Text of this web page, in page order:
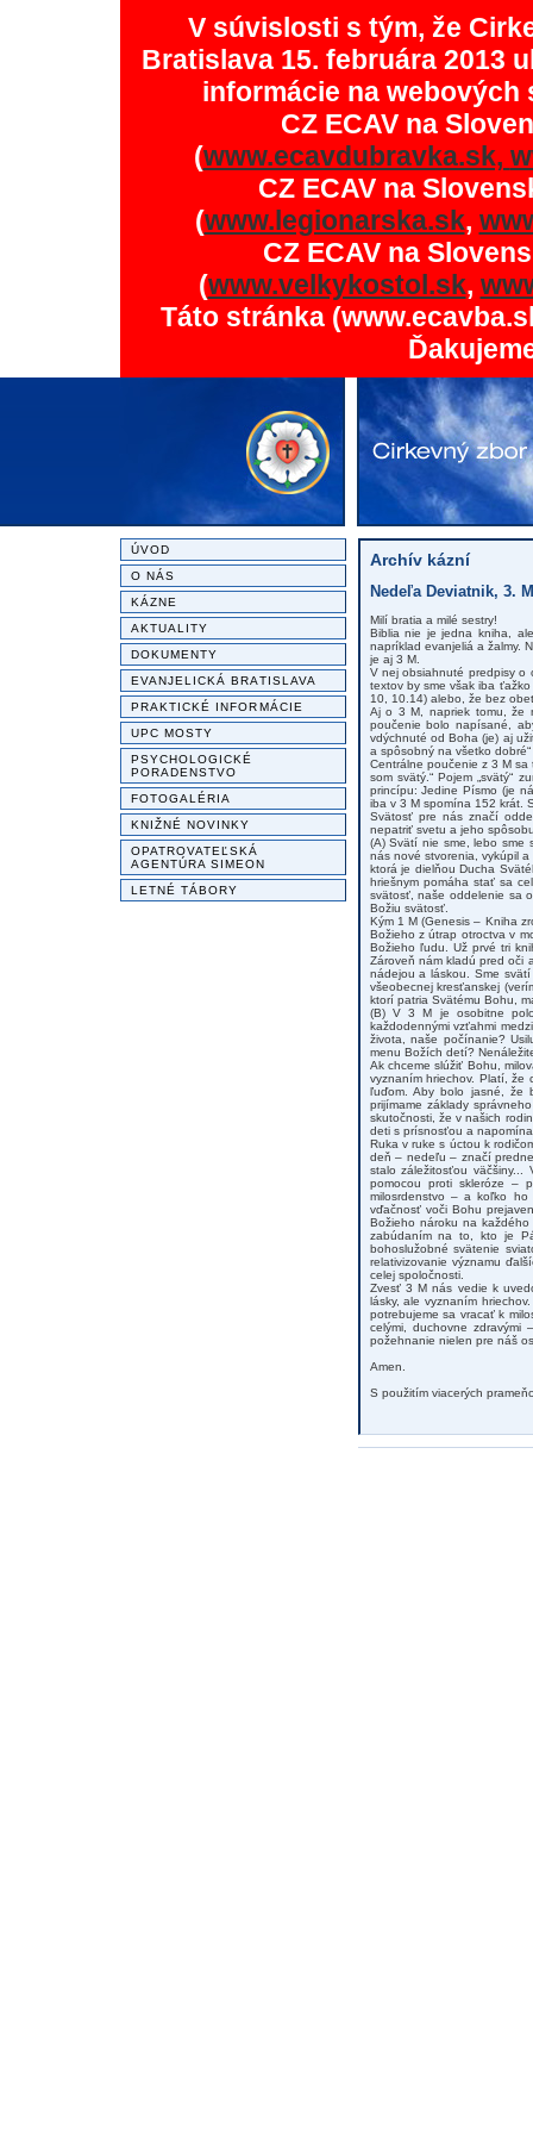
V súvislosti s tým, že
Bratislava 15. februára 2013
informácie na
CZ ECAV na
(www.ecavdubravka.sk,
CZ ECAV na
(www.legionarska.sk,
CZ ECAV na
(www.velkykostol.sk,
Táto stránka
ÚVOD
O NÁS
KÁZNE
AKTUALITY
DOKUMENTY
EVANJELICKÁ BRATISLAVA
PRAKTICKÉ INFORMÁCIE
UPC MOSTY
PSYCHOLOGICKÉ
PORADENSTVO
FOTOGALÉRIA
KNIŽNÉ NOVINKY
OPATROVATEĽSKÁ
AGENTÚRA SIMEON
LETNÉ TÁBORY
Archív kázní
Nedeľa Deviatnik, 3.
Milí bratia a milé sestry!
Biblia nie je jedna kniha,
napríklad evanjeliá a žalmy.
je aj 3 M.
V nej obsiahnuté predpisy o
textov by sme však iba
10, 10.14) alebo, že bez
Aj o 3 M, napriek tomu, že
poučenie bolo napísané,
vdýchnuté od Boha (je) aj
a spôsobný na všetko
Centrálne poučenie z 3 M
som svätý.“ Pojem „svätý“
princípu: Jedine Písmo (je
iba v 3 M spomína 152 krát.
Svätosť pre nás značí
nepatriť svetu a jeho
(A) Svätí nie sme, lebo sme
nás nové stvorenia, vykúpil
ktorá je dielňou Ducha
hriešnym pomáha stať sa
svätosť, naše oddelenie sa
Božiu svätosť.
Kým 1 M (Genesis – Kniha
Božieho z útrap otroctva v
Božieho ľudu. Už prvé tri
Zároveň nám kladú pred oči
nádejou a láskou. Sme
všeobecnej kresťanskej
ktorí patria Svätému Bohu,
(B) V 3 M je osobitne
každodennými vzťahmi
života, naše počínanie?
menu Božích detí?
Ak chceme slúžiť Bohu,
vyznaním hriechov. Platí, že
ľuďom. Aby bolo jasné, že
prijímame základy
skutočnosti, že v našich
deti s prísnosťou a
Ruka v ruke s úctou k
deň – nedeľu – značí
stalo záležitosťou
pomocou proti skleróze –
milosrdenstvo – a koľko
vďačnosť voči Bohu
Božieho nároku na
zabúdaním na to, kto je
bohoslužobné svätenie
relativizovanie významu
celej spoločnosti.
Zvesť 3 M nás vedie k
lásky, ale vyznaním
potrebujeme sa vracať k
celými, duchovne
požehnanie nielen pre náš
Amen.
S použitím viacerých